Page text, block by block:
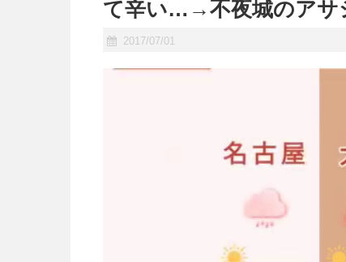
て辛い…→不夜城のア
2017/07/01